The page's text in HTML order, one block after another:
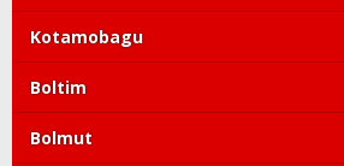
Kotamobagu
Boltim
Bolmut